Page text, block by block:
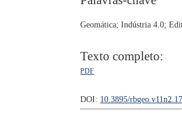
Geomática; Indústria 4.0;
Texto completo:
PDF
DOI: 10.3895/